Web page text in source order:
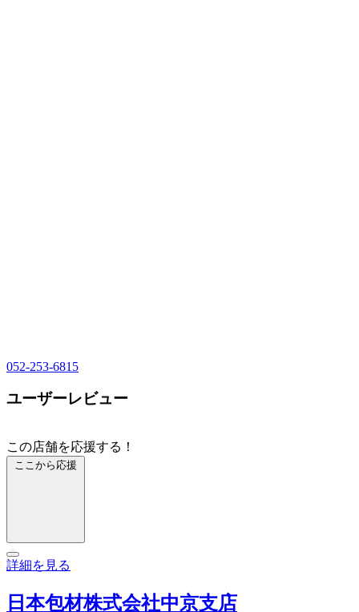
052-253-6815
ユーザーレビュー
この店舗を応援する！
ここから応援
詳細を見る
日本包材株式会社中京支店